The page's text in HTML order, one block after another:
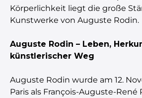
Körperlichkeit liegt die große
Kunstwerke von Auguste Rodin.
Auguste Rodin – Leben,
künstlerischer Weg
Auguste Rodin wurde am 12.
Paris als François-Auguste-